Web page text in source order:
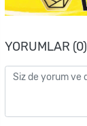
YORUMLAR (0)